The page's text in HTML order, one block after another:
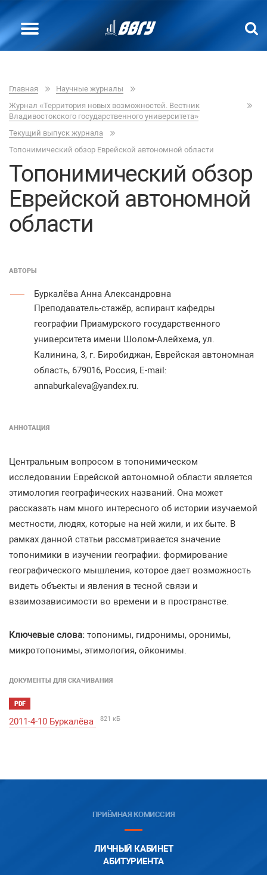
Главная
Научные журналы
Журнал «Территория новых возможностей. Вестник
Владивостокского государственного университета»
Текущий выпуск журнала
Топонимический обзор Еврейской автономной области
Топонимический обзор
Еврейской автономной
области
АВТОРЫ
Буркалёва Анна Александровна
Преподаватель-стажёр, аспирант кафедры
географии Приамурского государственного
университета имени Шолом-Алейхема, ул.
Калинина, 3, г. Биробиджан, Еврейская автономная
область, 679016, Россия, E-mail:
annaburkaleva@yandex.ru.
АННОТАЦИЯ
Центральным вопросом в топонимическом
исследовании Еврейской автономной области является
этимология географических названий. Она может
рассказать нам много интересного об истории изучаемой
местности, людях, которые на ней жили, и их быте. В
рамках данной статьи рассматривается значение
топонимики в изучении географии: формирование
географического мышления, которое дает возможность
видеть объекты и явления в тесной связи и
взаимозависимости во времени и в пространстве.
Ключевые слова: топонимы, гидронимы, оронимы,
микротопонимы, этимология, ойконимы.
ДОКУМЕНТЫ ДЛЯ СКАЧИВАНИЯ
PDF
2011-4-10 Буркалёва 821 кБ
ПРИЁМНАЯ КОМИССИЯ
ЛИЧНЫЙ КАБИНЕТ
АБИТУРИЕНТА